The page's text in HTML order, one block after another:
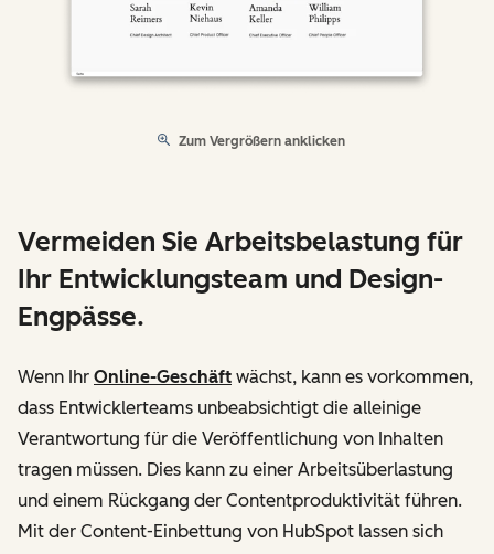
Zum Vergrößern anklicken
Vermeiden Sie Arbeitsbelastung für
Ihr Entwicklungsteam und Design-
Engpässe.
Wenn Ihr Online-Geschäft wächst, kann es vorkommen,
dass Entwicklerteams unbeabsichtigt die alleinige
Verantwortung für die Veröffentlichung von Inhalten
tragen müssen. Dies kann zu einer Arbeitsüberlastung
und einem Rückgang der Contentproduktivität führen.
Mit der Content-Einbettung von HubSpot lassen sich